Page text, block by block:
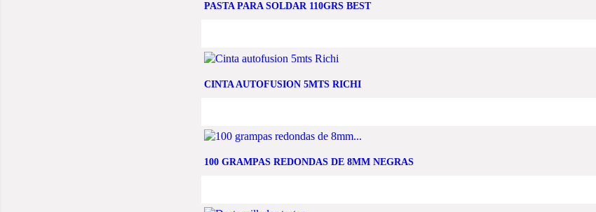
PASTA PARA SOLDAR 110GRS BEST
CINTA AUTOFUSION 5MTS RICHI
100 GRAMPAS REDONDAS DE 8MM NEGRAS